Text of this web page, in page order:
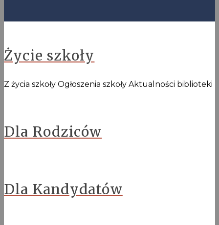
Życie szkoły
Z życia szkoły Ogłoszenia szkoły Aktualności biblioteki
Dla Rodziców
Dla Kandydatów